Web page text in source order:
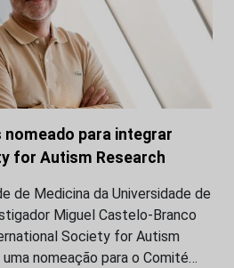
para integrar
for Autism Research
de Medicina da Universidade de
Miguel Castelo-Branco
Society for Autism
nomeação para o Comité…